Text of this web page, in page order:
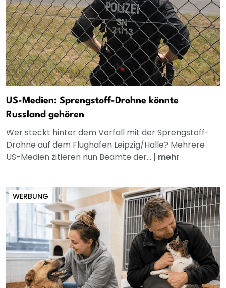
US-Medien: Sprengstoff-Drohne könnte
Russland gehören
Wer steckt hinter dem Vorfall mit der Sprengstoff-
Drohne auf dem Flughafen Leipzig/Halle? Mehrere
US-Medien zitieren nun Beamte der... | mehr
WERBUNG